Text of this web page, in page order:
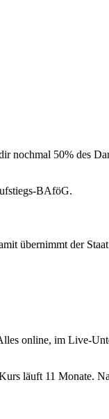
nochmal 50% des
BAföG.
übernimmt der
online, im Live-
läuft 11 Monate.